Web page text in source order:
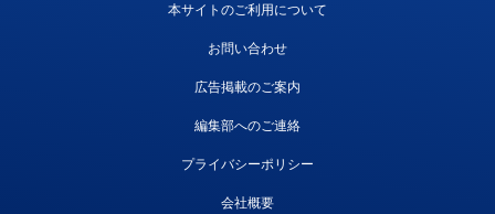
本サイトのご利用について
お問い合わせ
広告掲載のご案内
編集部へのご連絡
プライバシーポリシー
会社概要